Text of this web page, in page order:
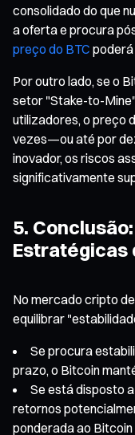
consolidado do que
a oferta e procura
preço do BTC poderá
Por outro lado, se o
setor "Stake-to-
utilizadores, o preço
vezes—ou até por
inovador, os riscos
significativamente
5.
Estratégicas
No mercado cripto
equilibrar
Se procura
prazo, o Bitcoin
Se está disposto
retornos
ponderada ao